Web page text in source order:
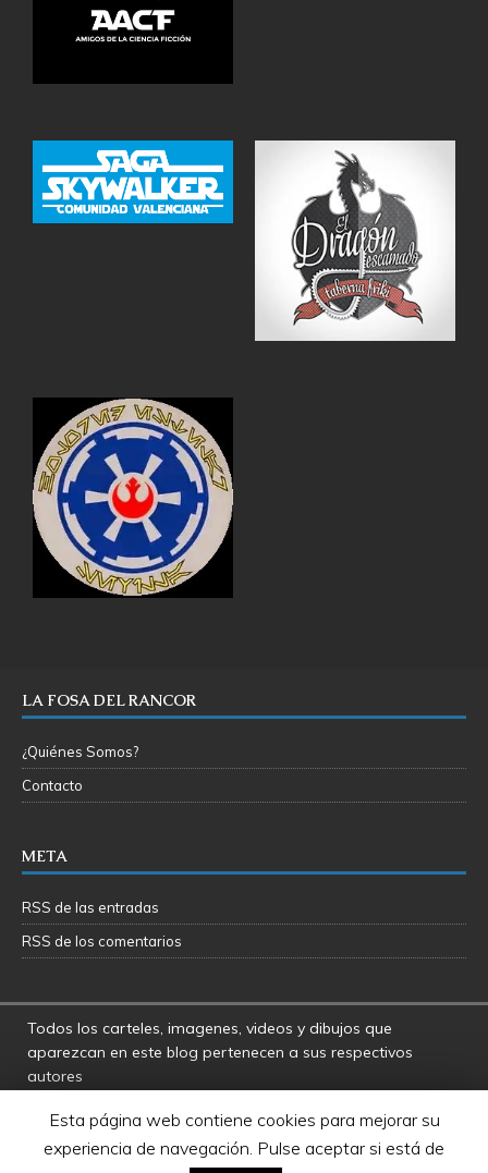
LA FOSA DEL RANCOR
¿Quiénes Somos?
Contacto
META
RSS de las entradas
RSS de los comentarios
Todos los carteles, imagenes, videos y dibujos que
aparezcan en este blog pertenecen a sus respectivos
autores
responsables por las opiniones manifestadas por los
usuarios y colaboradores de este blog
Esta página web contiene cookies para mejorar su
experiencia de navegación. Pulse aceptar si está de